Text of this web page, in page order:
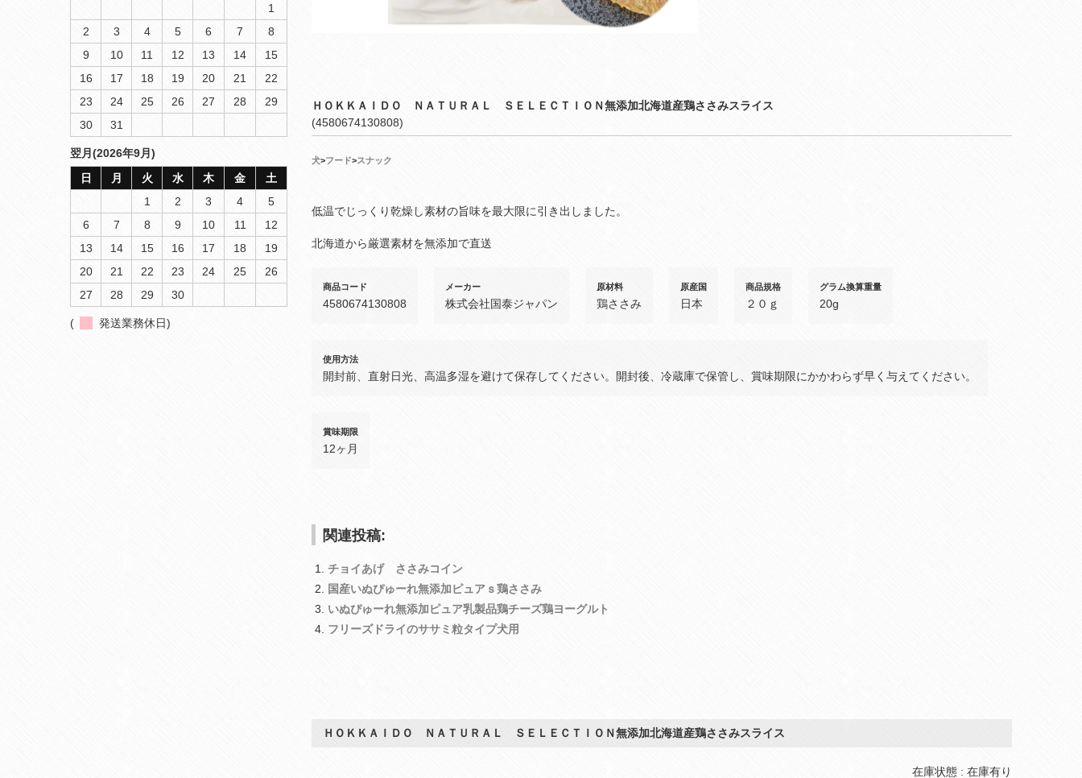
ＨＯＫＫＡＩＤＯ ＮＡＴＵＲＡＬ ＳＥＬＥＣＴＩＯＮ無添加北海道産鶏ささみスライス
(4580674130808)
犬>フード>スナック
低温でじっくり乾燥し素材の旨味を最大限に引き出しました。
北海道から厳選素材を無添加で直送
商品コード
4580674130808
メーカー
株式会社国泰ジャパン
原材料
鶏ささみ
原産国
日本
商品規格
２０ｇ
グラム換算重量
20g
使用方法
開封前、直射日光、高温多湿を避けて保存してください。開封後、冷蔵庫で保管し、賞味期限にかかわらず早く与えてください。
賞味期限
12ヶ月
関連投稿:
チョイあげ ささみコイン
国産いぬぴゅーれ無添加ピュアｓ鶏ささみ
いぬぴゅーれ無添加ピュア乳製品鶏チーズ鶏ヨーグルト
フリーズドライのササミ粒タイプ犬用
ＨＯＫＫＡＩＤＯ ＮＡＴＵＲＡＬ ＳＥＬＥＣＴＩＯＮ無添加北海道産鶏ささみスライス
在庫状態 : 在庫有り
1
2
3 4 5 6 7
8
9
10 11 12 13 14
15
16
17 18 19 20 21
22
23
24 25 26 27 28
29
30
31
翌月(2026年9月)
日
月 火 水 木 金
土
1
2 3 4
5
6
7 8 9 10 11
12
13
14 15 16 17 18
19
20
21 22 23 24 25
26
27
28 29 30
( 発送業務休日)